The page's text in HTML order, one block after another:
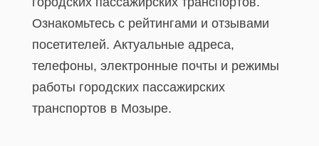
Ознакомьтесь с рейтингами и отзывами
посетителей. Актуальные адреса,
телефоны, электронные почты и режимы
работы городских пассажирских
транспортов в Мозыре.